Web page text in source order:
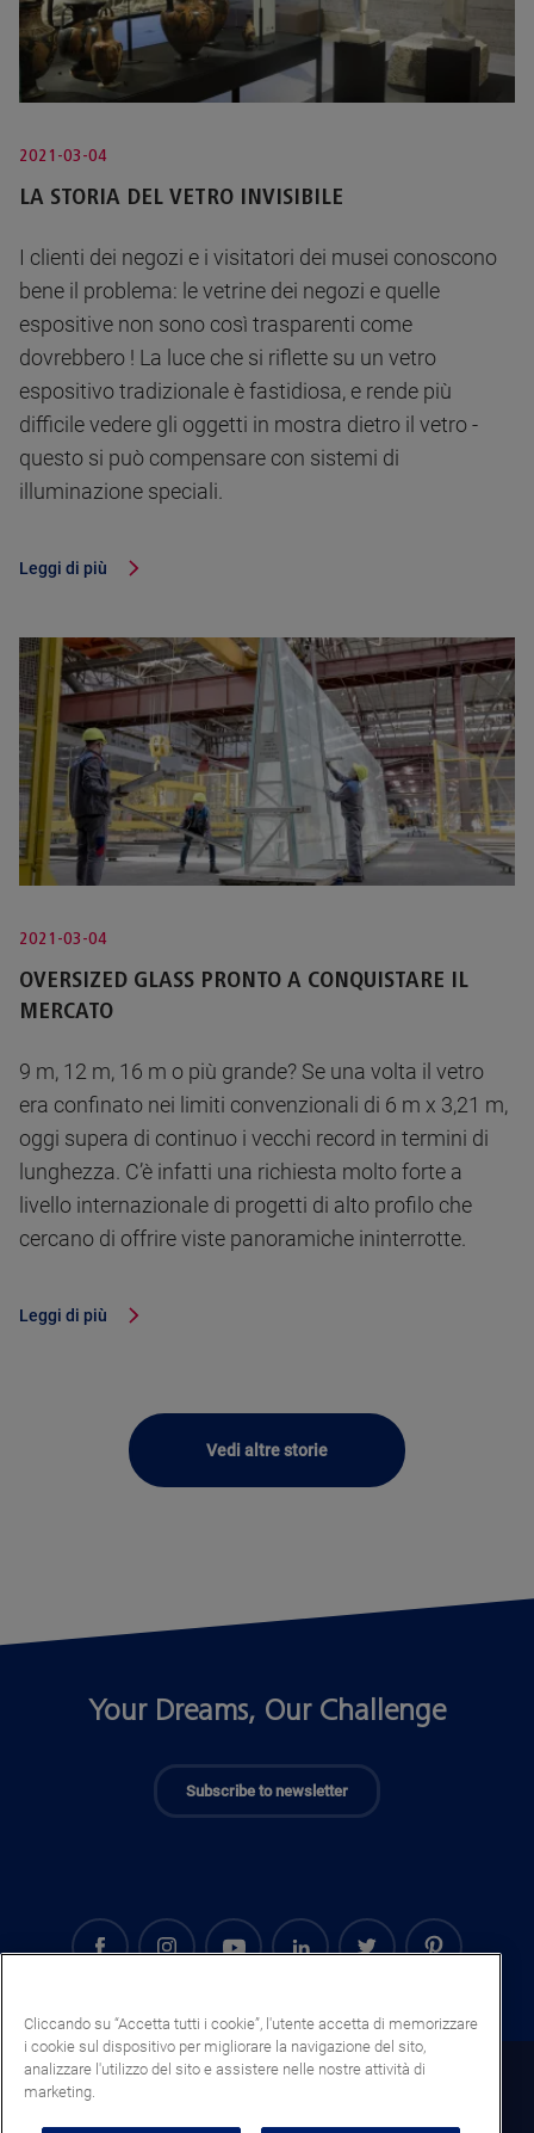
2021-03-04
LA STORIA DEL VETRO INVISIBILE
I clienti dei negozi e i visitatori dei musei conoscono
bene il problema: le vetrine dei negozi e quelle
espositive non sono così trasparenti come
dovrebbero ! La luce che si riflette su un vetro
espositivo tradizionale è fastidiosa, e rende più
difficile vedere gli oggetti in mostra dietro il vetro -
questo si può compensare con sistemi di
illuminazione speciali.
Leggi di più
2021-03-04
OVERSIZED GLASS PRONTO A CONQUISTARE IL
MERCATO
9 m, 12 m, 16 m o più grande? Se una volta il vetro
era confinato nei limiti convenzionali di 6 m x 3,21 m,
oggi supera di continuo i vecchi record in termini di
lunghezza. C’è infatti una richiesta molto forte a
livello internazionale di progetti di alto profilo che
cercano di offrire viste panoramiche ininterrotte.
Leggi di più
Vedi altre storie
Your Dreams, Our Challenge
Subscribe to newsletter
Cliccando su “Accetta tutti i cookie”, l'utente accetta di memorizzare
i cookie sul dispositivo per migliorare la navigazione del sito,
analizzare l'utilizzo del sito e assistere nelle nostre attività di
marketing.